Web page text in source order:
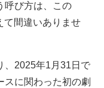
呼び方は、この
て間違いありませ
、2025年1月31日で
スに関わった初の劇